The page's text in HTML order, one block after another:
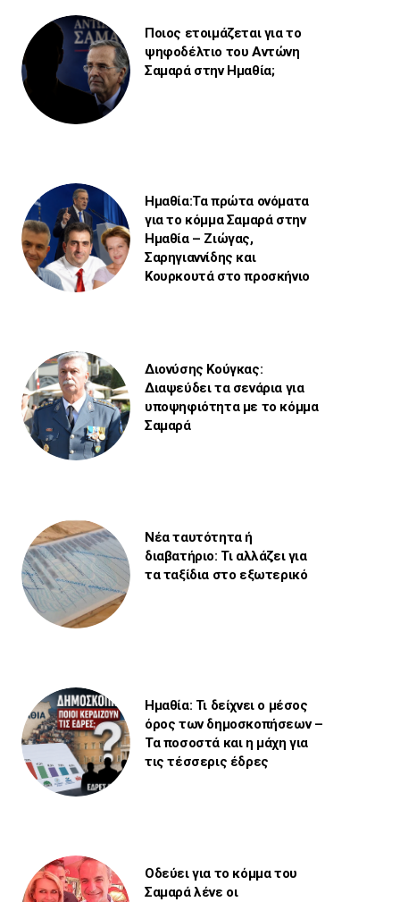
Ποιος ετοιμάζεται για το
ψηφοδέλτιο του Αντώνη
Σαμαρά στην Ημαθία;
Ημαθία:Τα πρώτα ονόματα
για το κόμμα Σαμαρά στην
Ημαθία – Ζιώγας,
Σαρηγιαννίδης και
Κουρκουτά στο προσκήνιο
Διονύσης Κούγκας:
Διαψεύδει τα σενάρια για
υποψηφιότητα με το κόμμα
Σαμαρά
Νέα ταυτότητα ή
διαβατήριο: Τι αλλάζει για
τα ταξίδια στο εξωτερικό
Ημαθία: Τι δείχνει ο μέσος
όρος των δημοσκοπήσεων –
Τα ποσοστά και η μάχη για
τις τέσσερις έδρες
Οδεύει για το κόμμα του
Σαμαρά λένε οι